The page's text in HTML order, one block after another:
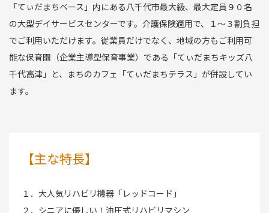
「てぃだまちベース」内にある八千代市最大級、最大定員９０名
の大型デイサービスセンターです。介護保険適用で、１〜３割負担
でご利用いただけます。従業員だけでなく、地域の方もご利用可
能な保育園（企業主導型保育事業）である「てぃだまちキッズ八
千代高津」と、まちのカフェ「てぃだまちテラス」が併設してい
ます。
【主な特長】
１．大人気リハビリ機器「レッドコード」
２．シニアに優しい！油圧式リハビリマシン